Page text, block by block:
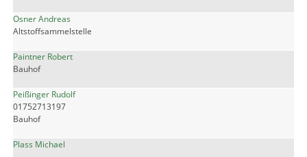
Osner Andreas
Altstoffsammelstelle
Paintner Robert
Bauhof
Peißinger Rudolf
01752713197
Bauhof
Plass Michael